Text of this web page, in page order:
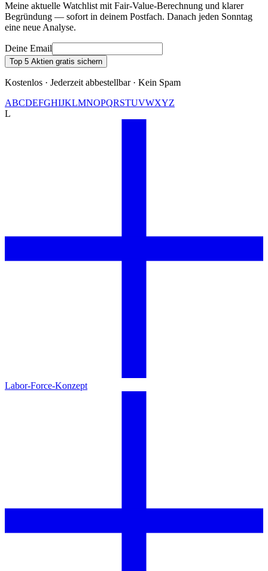
Meine aktuelle Watchlist mit Fair-Value-Berechnung und klarer
Begründung — sofort in deinem Postfach. Danach jeden Sonntag
eine neue Analyse.
Deine Email
Top 5 Aktien gratis sichern
Kostenlos · Jederzeit abbestellbar · Kein Spam
ABCDEFGHIJKLMNOPQRSTUVWXYZ
L
Labor-Force-Konzept